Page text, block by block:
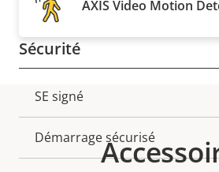
de la
propriété
propriété
Sécurité
Description
de la
propriété
la
propriété
SE signé
Démarrage sécurisé
AXIS Video Motion